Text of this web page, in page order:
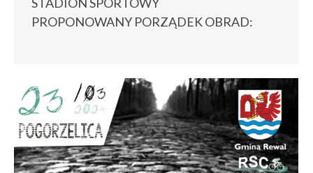
PROPONOWANY PORZĄDEK OBRAD: